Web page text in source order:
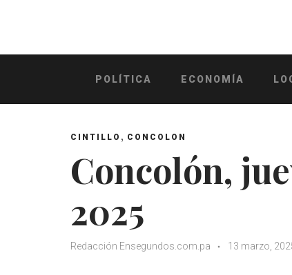
POLÍTICA ECONOMÍA
CINTILLO , CONCOLON
Concolón,
2025
Redacción Ensegundos.com.pa 13 marzo,